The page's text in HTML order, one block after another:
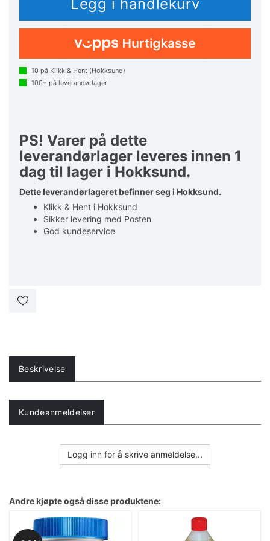
10 på Klikk & Hent (Hokksund)
100+ på leverandørlager
PS! Varer på dette
leverandørlager leveres innen 1
dag til lager i Hokksund.
Dette leverandørlageret befinner seg i Hokksund.
Klikk & Hent i Hokksund
Sikker levering med Posten
God kundeservice
Beskrivelse
Kundeanmeldelser
Logg inn for å skrive anmeldelse...
Andre kjøpte også disse produktene: